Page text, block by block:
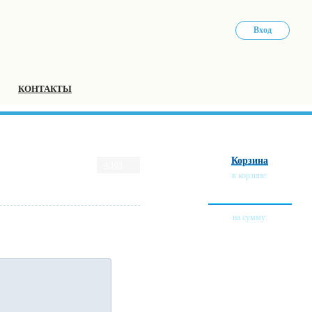
Вход
КОНТАКТЫ
Корзина
в корзине:
на сумму: